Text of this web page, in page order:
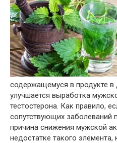
содержащемуся в продукте в
улучшается выработка
тестостерона. Как правило,
сопутствующих заболеваний
причина снижения мужской
недостатке такого